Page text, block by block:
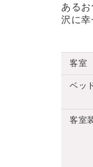
あるお
沢に幸
客室
ベッ
客室